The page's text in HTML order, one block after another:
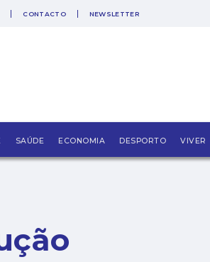
CONTACTO NEWSLETTER
SAÚDE ECONOMIA DESPORTO VIVER